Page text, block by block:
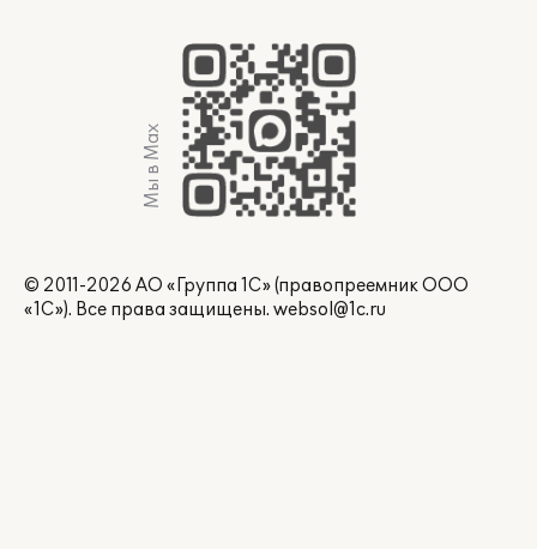
Мы в Max
© 2011-2026 АО «Группа 1С» (правопреемник ООО
«1С»). Все права защищены. websol@1c.ru